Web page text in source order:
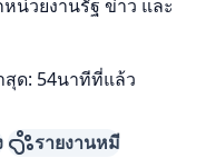
น่วยงานรัฐ ข่าว และ
สุด: 54นาทีที่แล้ว
รายงานหมี